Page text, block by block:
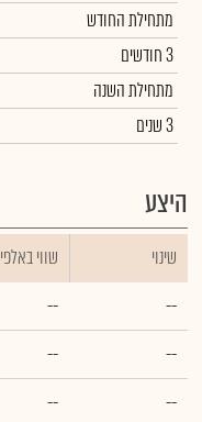
מתחילת החודש
3 חודשים
מתחילת השנה
3 שנים
היצע
שינוי ₪ שווי באלפי
--
--
--
--
--
--